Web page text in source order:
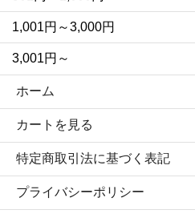
1,001円～3,000円
3,001円～
ホーム
カートを見る
特定商取引法に基づく表記
プライバシーポリシー